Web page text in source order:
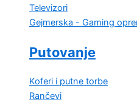
Televizori
Gejmerska - Gaming
Putovanje
Koferi i putne torbe
Rančevi